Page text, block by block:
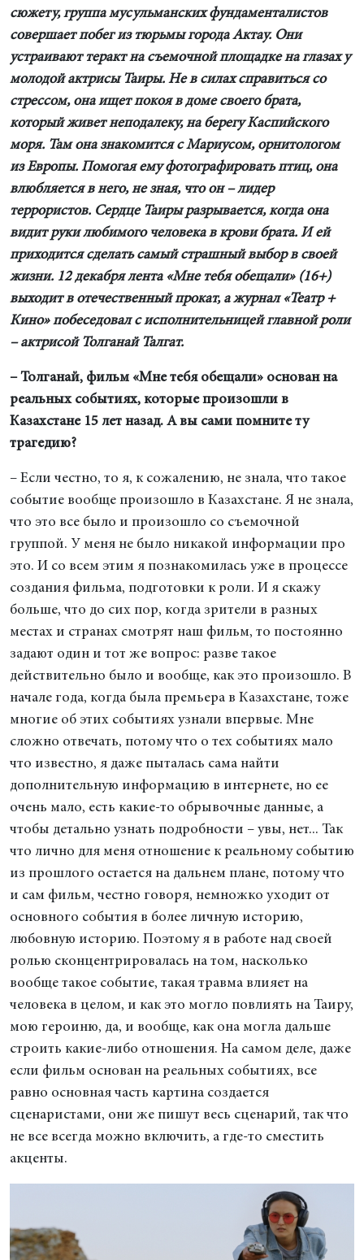
сюжету, группа мусульманских фундаменталистов
совершает побег из тюрьмы города Актау. Они
устраивают теракт на съемочной площадке на глазах у
молодой актрисы Таиры. Не в силах справиться со
стрессом, она ищет покоя в доме своего брата,
который живет неподалеку, на берегу Каспийского
моря. Там она знакомится с Мариусом, орнитологом
из Европы. Помогая ему фотографировать птиц, она
влюбляется в него, не зная, что он – лидер
террористов. Сердце Таиры разрывается, когда она
видит руки любимого человека в крови брата. И ей
приходится сделать самый страшный выбор в своей
жизни. 12 декабря лента «Мне тебя обещали» (16+)
выходит в отечественный прокат, а журнал «Театр +
Кино» побеседовал с исполнительницей главной роли
– актрисой Толганай Талгат.
– Толганай, фильм «Мне тебя обещали» основан на
реальных событиях, которые произошли в
Казахстане 15 лет назад. А вы сами помните ту
трагедию?
– Если честно, то я, к сожалению, не знала, что такое
событие вообще произошло в Казахстане. Я не знала,
что это все было и произошло со съемочной
группой. У меня не было никакой информации про
это. И со всем этим я познакомилась уже в процессе
создания фильма, подготовки к роли. И я скажу
больше, что до сих пор, когда зрители в разных
местах и странах смотрят наш фильм, то постоянно
задают один и тот же вопрос: разве такое
действительно было и вообще, как это произошло. В
начале года, когда была премьера в Казахстане, тоже
многие об этих событиях узнали впервые. Мне
сложно отвечать, потому что о тех событиях мало
что известно, я даже пыталась сама найти
дополнительную информацию в интернете, но ее
очень мало, есть какие-то обрывочные данные, а
чтобы детально узнать подробности – увы, нет... Так
что лично для меня отношение к реальному событию
из прошлого остается на дальнем плане, потому что
и сам фильм, честно говоря, немножко уходит от
основного события в более личную историю,
любовную историю. Поэтому я в работе над своей
ролью сконцентрировалась на том, насколько
вообще такое событие, такая травма влияет на
человека в целом, и как это могло повлиять на Таиру,
мою героиню, да, и вообще, как она могла дальше
строить какие-либо отношения. На самом деле, даже
если фильм основан на реальных событиях, все
равно основная часть картина создается
сценаристами, они же пишут весь сценарий, так что
не все всегда можно включить, а где-то сместить
акценты.